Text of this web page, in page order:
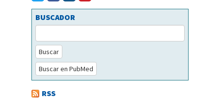
BUSCADOR
Buscar
Buscar en PubMed
RSS